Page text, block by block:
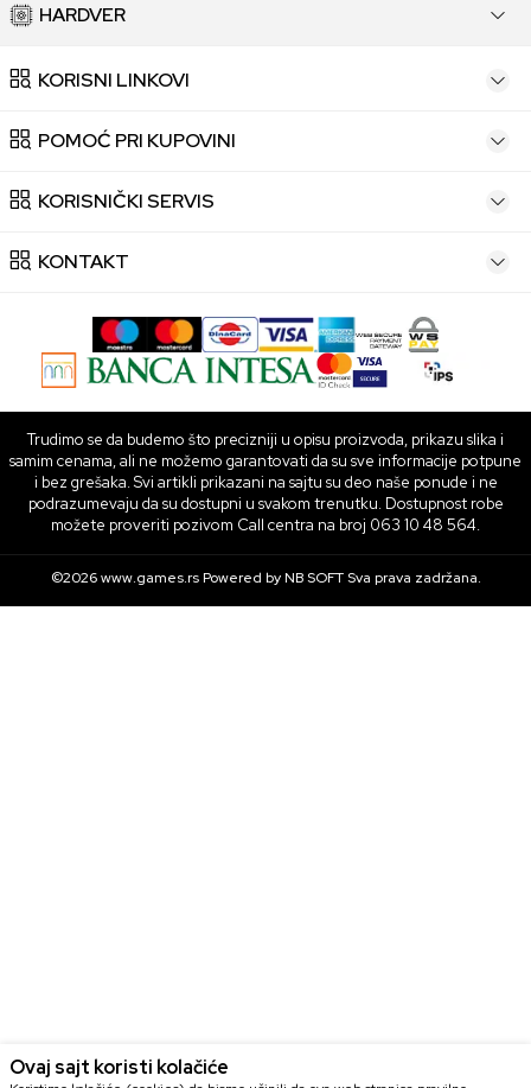
HARDVER
KORISNI LINKOVI
POMOĆ PRI KUPOVINI
KORISNIČKI SERVIS
KONTAKT
Trudimo se da budemo što precizniji u opisu proizvoda, prikazu slika i
samim cenama, ali ne možemo garantovati da su sve informacije potpune
i bez grešaka. Svi artikli prikazani na sajtu su deo naše ponude i ne
podrazumevaju da su dostupni u svakom trenutku. Dostupnost robe
možete proveriti pozivom Call centra na broj 063 10 48 564.
©2026www.games.rs Powered byNB SOFTSva prava zadržana.
Ovaj sajt koristi kolačiće